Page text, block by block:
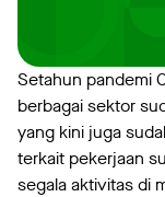
Setahun pandemi
berbagai sektor
yang kini juga
terkait pekerjaan
segala aktivitas di